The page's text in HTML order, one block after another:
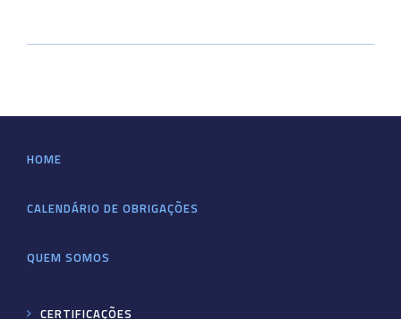
HOME
CALENDÁRIO DE OBRIGAÇÕES
QUEM SOMOS
CERTIFICAÇÕES